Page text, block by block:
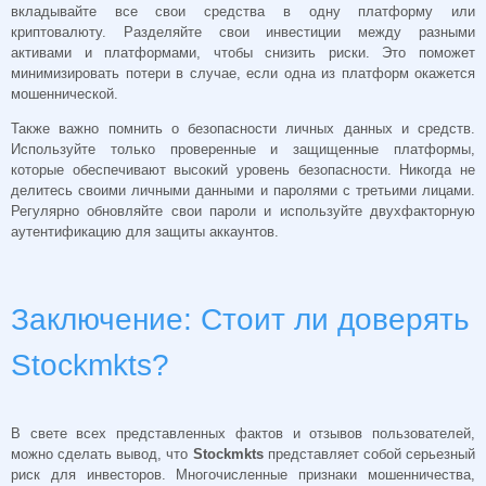
вкладывайте все свои средства в одну платформу или
криптовалюту. Разделяйте свои инвестиции между разными
активами и платформами, чтобы снизить риски. Это поможет
минимизировать потери в случае, если одна из платформ окажется
мошеннической.
Также важно помнить о безопасности личных данных и средств.
Используйте только проверенные и защищенные платформы,
которые обеспечивают высокий уровень безопасности. Никогда не
делитесь своими личными данными и паролями с третьими лицами.
Регулярно обновляйте свои пароли и используйте двухфакторную
аутентификацию для защиты аккаунтов.
Заключение: Стоит ли доверять
Stockmkts?
В свете всех представленных фактов и отзывов пользователей,
можно сделать вывод, что Stockmktsпредставляет собой серьезный
риск для инвесторов. Многочисленные признаки мошенничества,